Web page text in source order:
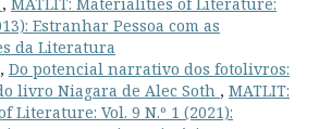
Estranhar Pessoa com as
da Literatura
Do potencial narrativo dos fotolivros:
livro Niagara de Alec Soth , MATLIT:
Literature: Vol. 9 N.º 1 (2021):